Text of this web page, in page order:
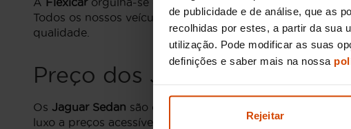
de publicidade e de análise, que as
recolhidas por estes, a partir da sua
utilização. Pode modificar as suas
definições e saber mais na nossa
Rejeitar
Todos os nossos veículos passam por um processo de
qualidade.
Preço dos Jaguar Sedan
Os Jaguar Sedan são conhecidos pela sua elegância e
luxo a preços acessíveis. Atualmente, os valores de